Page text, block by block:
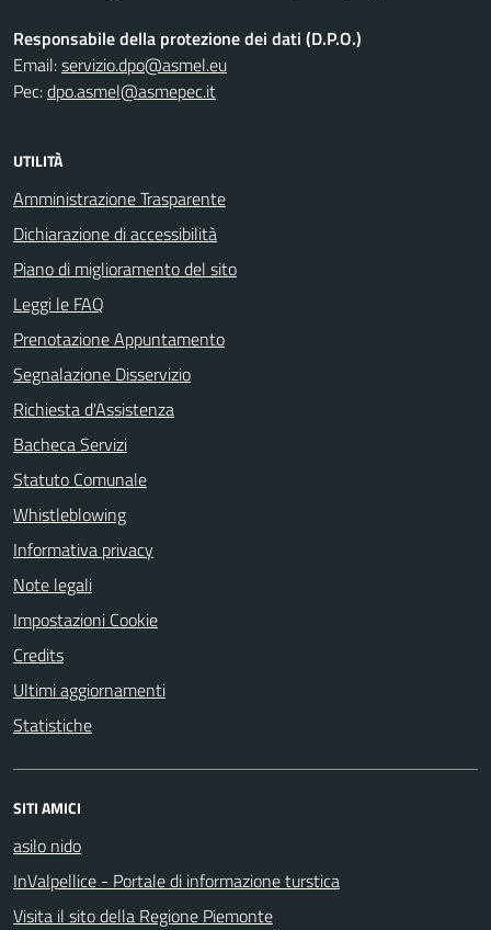
Responsabile della protezione dei dati (D.P.O.)
Email:servizio.dpo@asmel.eu
Pec:dpo.asmel@asmepec.it
UTILITÀ
Amministrazione Trasparente
Dichiarazione di accessibilità
Piano di miglioramento del sito
Leggi le FAQ
Prenotazione Appuntamento
Segnalazione Disservizio
Richiesta d'Assistenza
Bacheca Servizi
Statuto Comunale
Whistleblowing
Informativa privacy
Note legali
Impostazioni Cookie
Credits
Ultimi aggiornamenti
Statistiche
SITI AMICI
asilo nido
InValpellice - Portale di informazione turstica
Visita il sito della Regione Piemonte